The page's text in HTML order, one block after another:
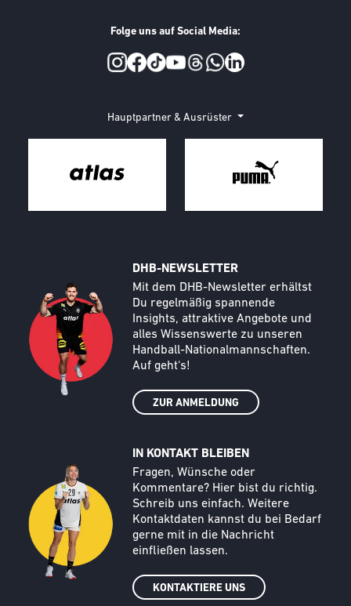
Folge uns auf Social Media:
Hauptpartner & Ausrüster
DHB-NEWSLETTER
Text
Mit dem DHB-Newsletter erhältst
Du regelmäßig spannende
Insights, attraktive Angebote und
alles Wissenswerte zu unseren
Handball-Nationalmannschaften.
Auf geht‘s!
ZUR ANMELDUNG
Call to action image
IN KONTAKT BLEIBEN
Text
Fragen, Wünsche oder
Kommentare? Hier bist du richtig.
Schreib uns einfach. Weitere
Kontaktdaten kannst du bei Bedarf
gerne mit in die Nachricht
einfließen lassen.
KONTAKTIERE UNS